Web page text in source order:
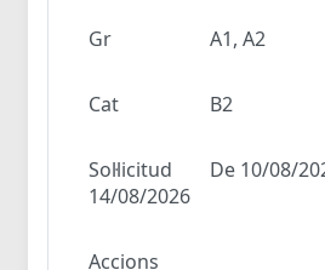
Gr A1, A2
Cat B2
Sol·licitud
De 10/08/
14/08/2026
Accions